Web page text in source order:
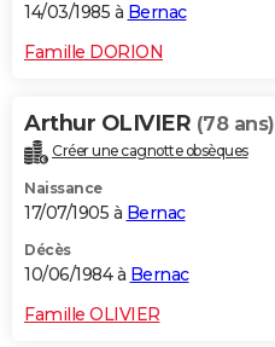
14/03/1985 à Bernac
Famille DORION
Arthur OLIVIER (78 ans)
Créer une cagnotte obsèques
Naissance
17/07/1905 à Bernac
Décès
10/06/1984 à Bernac
Famille OLIVIER